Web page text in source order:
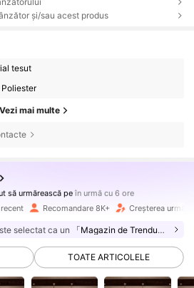
și/sau acest produs
tesut
Vezi mai multe
să urmărească pe
Recomandare 8K+ Creșterea
selectat ca un 「Magazin de Trenduri」
TOATE ARTICOLELE